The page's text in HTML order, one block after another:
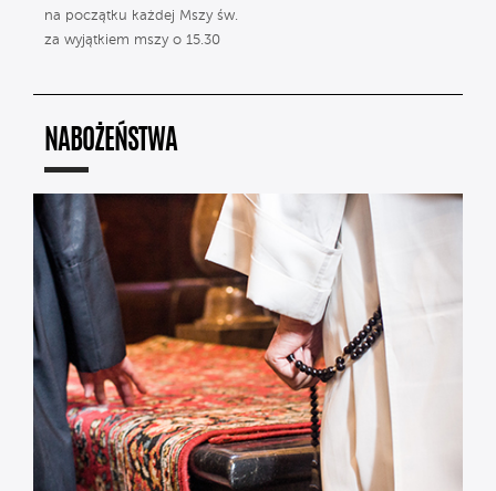
na początku każdej Mszy św.
za wyjątkiem mszy o 15.30
NABOŻEŃSTWA